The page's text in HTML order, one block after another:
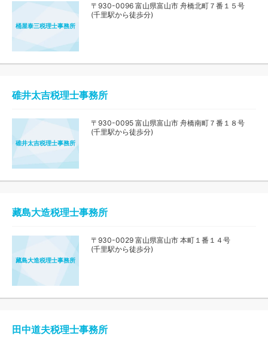
桶屋泰三税理士事務所
〒930-0096 富山県富山市 舟橋北町７番１５号
(千里駅から徒歩分)
碓井太吉税理士事務所
碓井太吉税理士事務所
〒930-0095 富山県富山市 舟橋南町７番１８号
(千里駅から徒歩分)
藏島大造税理士事務所
藏島大造税理士事務所
〒930-0029 富山県富山市 本町１番１４号
(千里駅から徒歩分)
田中道夫税理士事務所